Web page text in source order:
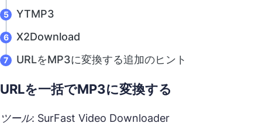
YTMP3
X2Download
URLをMP3に変換する追加のヒント
URLを一括でMP3に変換する
ツール: SurFast Video Downloader